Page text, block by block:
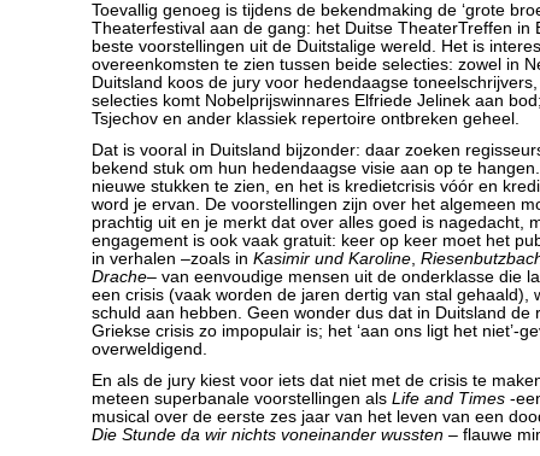
Toevallig genoeg is tijdens de bekendmaking de ‘grote
Theaterfestival aan de gang: het Duitse TheaterTreffen in
beste voorstellingen uit de Duitstalige wereld. Het is
overeenkomsten te zien tussen beide selecties: zowel in
Duitsland koos de jury voor hedendaagse
selecties komt Nobelprijswinnares Elfriede Jelinek aan
Tsjechov en ander klassiek repertoire ontbreken geheel.
Dat is vooral in Duitsland bijzonder: daar zoeken
bekend stuk om hun hedendaagse visie aan op te
nieuwe stukken te zien, en het is kredietcrisis vóór en
word je ervan. De voorstellingen zijn over het algemeen
prachtig uit en je merkt dat over alles goed is nagedacht,
engagement is ook vaak gratuit: keer op keer moet het
in verhalen –zoals in Kasimir und Karoline,
Drache– van eenvoudige mensen uit de onderklasse die
een crisis (vaak worden de jaren dertig van stal gehaald),
schuld aan hebben. Geen wonder dus dat in Duitsland de
Griekse crisis zo impopulair is; het ‘aan ons ligt het niet’-
overweldigend.
En als de jury kiest voor iets dat niet met de crisis te
meteen superbanale voorstellingen als Life and Times -
musical over de eerste zes jaar van het leven van een
Die Stunde da wir nichts voneinander wussten – flauwe